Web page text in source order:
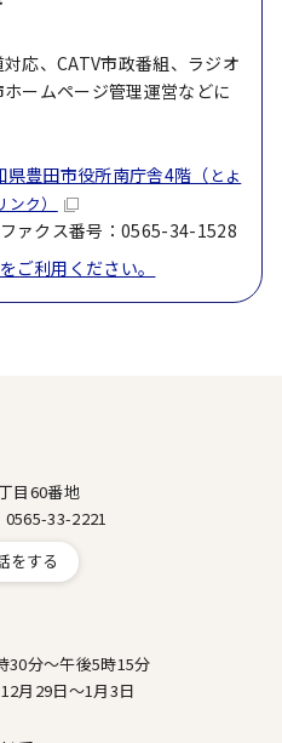
応、CATV市政番組、ラジオ
ームページ管理運営などに
豊田市役所南庁舎4階（ とよ
ク）
ァクス番号：0565-34-1528
ご利用ください。
目60番地
33-2221
をする
分～午後5時15分
月29日～1月3日